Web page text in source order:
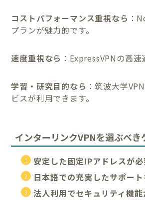
コストパフォーマンス重視なら ：
プランが魅力的です。
速度重視なら ：ExpressVPNの高速
学習・研究目的なら ：筑波大学
ビスが利用できます。
インターリンクVPNを選ぶべき
安定した固定IPアドレスが
日本語での充実したサポー
法人利用でセキュリティ機